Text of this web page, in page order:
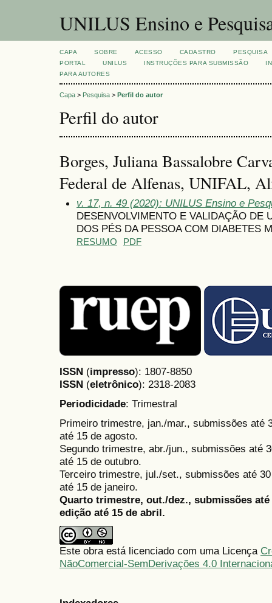
UNILUS Ensino e
CAPA SOBRE ACESSO CADASTRO
PESQUISA
PORTAL
UNILUS INSTRUÇÕES PARA SUBMISSÃO
PARA AUTORES
Capa > Pesquisa > Perfil do autor
Perfil do autor
Borges, Juliana Bassalobre
Federal de Alfenas, UNIFAL,
v. 17, n. 49 (2020): UNILUS Ensino e
DESENVOLVIMENTO E VALIDAÇÃO DE
DOS PÉS DA PESSOA COM DIABETES
RESUMO PDF
ISSN (impresso): 1807-8850
ISSN (eletrônico): 2318-2083
Periodicidade: Trimestral
Primeiro trimestre, jan./mar., submissões até
até 15 de agosto.
Segundo trimestre, abr./jun., submissões até
até 15 de outubro.
Terceiro trimestre, jul./set., submissões até
até 15 de janeiro.
Quarto trimestre, out./dez., submissões
edição até 15 de abril.
Este obra está licenciado com uma Licença
NãoComercial-SemDerivações 4.0